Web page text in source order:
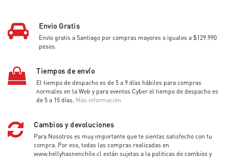
Envio Gratis
Envío gratis a Santiago por compras mayores o iguales a $129.990
pesos.
Tiempos de envío
El tiempo de despacho es de 5 a 9 días hábiles para compras
normales en la Web y para eventos Cyber el tiempo de despacho es
de 5 a 15 días. Más información
Cambios y devoluciones
Para Nosotros es muy importante que te sientas satisfecho con tu
compra. Por eso, todas las compras realizadas en
www.hellyhasnenchile.cl están sujetas a la politicas de cambios y